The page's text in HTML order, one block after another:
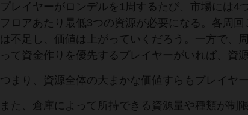
プレイヤーがロンデルを1周するたび、市場には4
フロアあたり最低3つの資源が必要になる。各周
は不足し、価値は上がっていくだろう。一方で、
って資金作りを優先するプレイヤーがいれば、資
つまり、資源全体の大まかな価値すらもプレイヤ
また、倉庫によって所持できる資源量や種類が制